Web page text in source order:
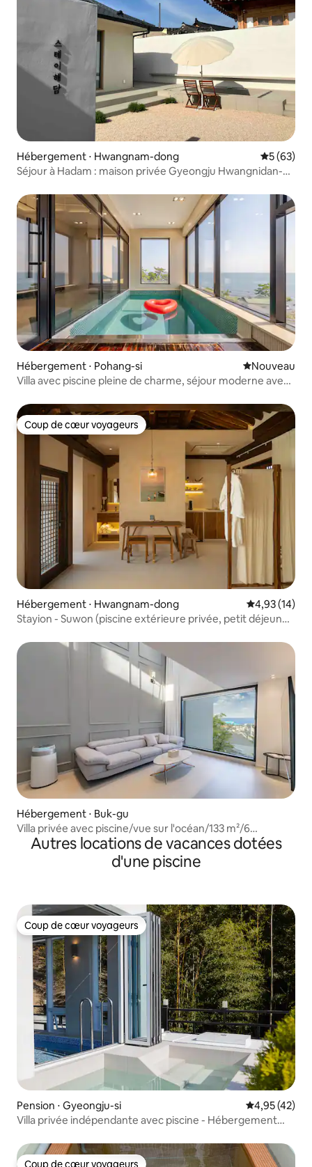
Hébergement ⋅ Hwangnam-dong
5 (63)
Séjour à Hadam : maison privée Gyeongju Hwangnidan-gil
Hébergement ⋅ Pohang-si Nouvel
Nouveau
Villa avec piscine pleine de charme, séjour moderne avec
vue sur l'océan / villa avec piscine intérieure)
Coup de cœur voyageurs
Coup de cœur voyageurs
Hébergement ⋅ Hwangnam-dong Évaluation
4,93 (14)
Stayion - Suwon (piscine extérieure privée, petit déjeuner,
Hébergement ⋅ Buk-gu
Villa privée avec piscine/vue sur l'océan/133 m²/6
personnes/3 suites
Autres locations de vacances dotées
d'une piscine
Coup de cœur voyageurs
Coup de cœur voyageurs
Pension ⋅ Gyeongju-si Évaluation
4,95 (42)
Villa privée indépendante avec piscine - Hébergement
extérieure | Réduction pour les séjours de longue durée
Coup de cœur voyageurs